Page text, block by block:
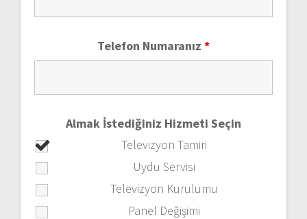
Telefon Numaranız *
Almak İstediğiniz Hizmeti Seçin
Televizyon Tamiri
Uydu Servisi
Televizyon Kurulumu
Panel Değişimi